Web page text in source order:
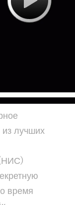
лучших
время